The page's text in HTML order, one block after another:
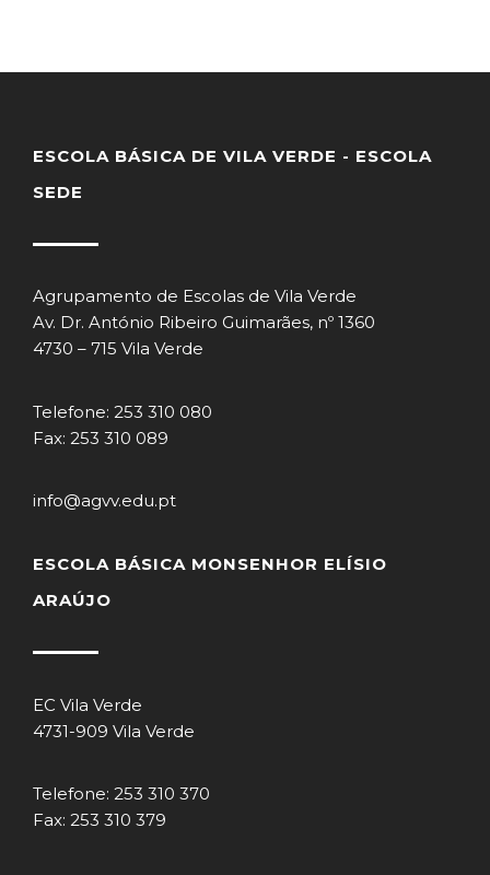
ESCOLA BÁSICA DE VILA VERDE - ESCOLA
SEDE
Agrupamento de Escolas de Vila Verde
Av. Dr. António Ribeiro Guimarães, nº 1360
4730 – 715 Vila Verde
Telefone: 253 310 080
Fax: 253 310 089
info@agvv.edu.pt
ESCOLA BÁSICA MONSENHOR ELÍSIO
ARAÚJO
EC Vila Verde
4731-909 Vila Verde
Telefone: 253 310 370
Fax: 253 310 379